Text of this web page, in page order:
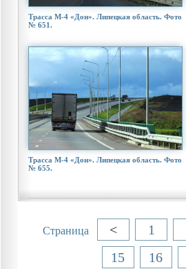
Трасса М-4 «Дон». Липецкая область. Фото
№ 651.
Трасса М-4 «Дон». Липецкая область. Фото
№ 655.
Страница < 1
15
16